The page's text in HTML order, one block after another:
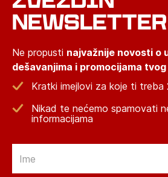
NEWSLETTER
Ne propusti najvažnije novosti o
dešavanjima i promocijama
Kratki imejlovi za koje ti treba
Nikad te nećemo spamovati
informacijama